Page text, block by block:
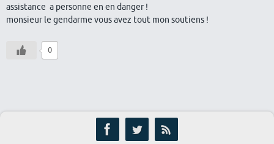
assistance a personne en en danger !
monsieur le gendarme vous avez tout mon soutiens !
0